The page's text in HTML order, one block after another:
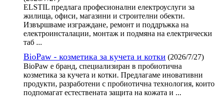
ELSTIL предлага професионални електроуслуги за
жилища, офиси, магазини и строителни обекти.
Извършваме изграждане, ремонт и поддръжка на
електроинсталации, монтаж и подмяна на електрически
таб ...
BioPaw - козметика за кучета и котки (2026/7/27)
BioPaw е бранд, специализиран в пробиотична
козметика за кучета и котки. Предлагаме иновативни
продукти, разработени с пробиотична технология, които
подпомагат естествената защита на кожата и ...